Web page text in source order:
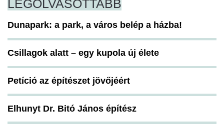
LEGOLVASOTTABB
Dunapark: a park, a város belép a házba!
Csillagok alatt – egy kupola új élete
Petíció az építészet jövőjéért
Elhunyt Dr. Bitó János építész